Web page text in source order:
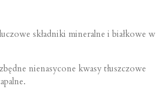
składniki mineralne i białkowe w
nienasycone kwasy tłuszczowe